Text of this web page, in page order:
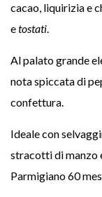
cacao, liquirizia e
etostati.
Al palato grande
nota spiccata di
confettura.
Ideale con
stracotti di manzo
Parmigiano 60